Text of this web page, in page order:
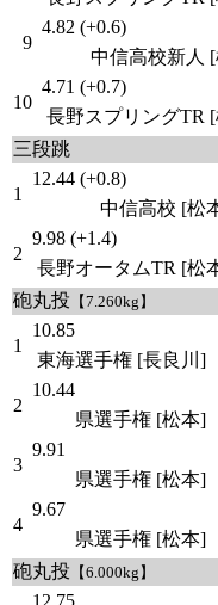
9
4.82 (+0.6)
中信高校新人
10
4.71 (+0.7)
長野スプリングTR
三段跳
1
12.44 (+0.8)
中信高校 [松
2
9.98 (+1.4)
長野オータムTR [松
砲丸投 【7.260kg】
1
10.85
東海選手権 [長良川]
2
10.44
県選手権 [松本]
3
9.91
県選手権 [松本]
4
9.67
県選手権 [松本]
砲丸投 【6.000kg】